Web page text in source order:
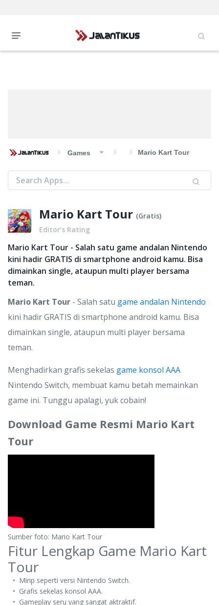
Games Mario Kart Tour
Mario Kart Tour (Gratis)
Editor’s Rating
Mario Kart Tour - Salah satu game andalan Nintendo
kini hadir GRATIS di smartphone android kamu. Bisa
dimainkan single, ataupun multi player bersama
teman.
Mario Kart Tour - Salah satu game andalan Nintendo
kini hadir GRATIS di smartphone android kamu. Bisa
dimainkan single, ataupun multi player bersama
teman.
Menghadirkan grafis sekelas game konsol AAA
Nintendo Switch, membuat kamu betah memainkan
game ini. Tunggu apalagi, yuk cobain!
Download Game Resmi Mario Kart
Tour
Sumber foto: Mario Kart Tour
Fitur Lengkap Game Mario Kart
Tour
Mirip seperti versi Nintendo Switch.
Grafis sekelas konsol AAA.
Gameplay seru yang sangat aktraktif.